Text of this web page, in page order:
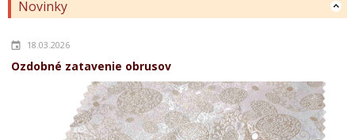
Novinky
18.03.2026
Ozdobné zatavenie obrusov